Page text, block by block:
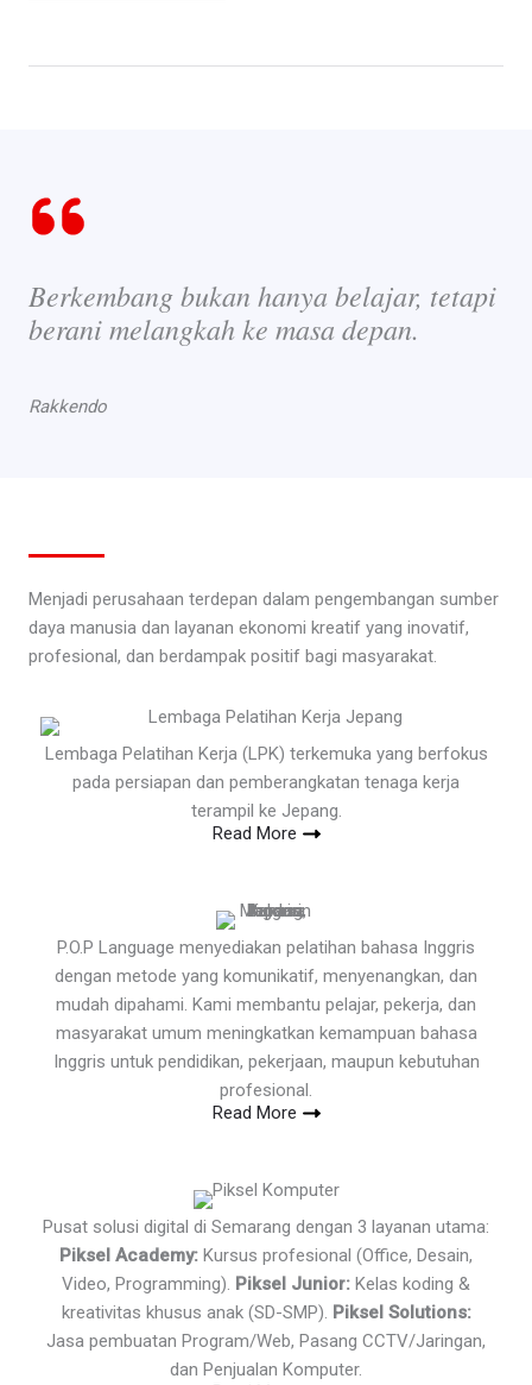
Berkembang bukan hanya belajar, tetapi
berani melangkah ke masa depan.
Rakkendo
Menjadi perusahaan terdepan dalam pengembangan sumber
daya manusia dan layanan ekonomi kreatif yang inovatif,
profesional, dan berdampak positif bagi masyarakat.
Lembaga Pelatihan Kerja (LPK) terkemuka yang berfokus
pada persiapan dan pemberangkatan tenaga kerja
terampil ke Jepang.
Read More
P.O.P Language menyediakan pelatihan bahasa Inggris
dengan metode yang komunikatif, menyenangkan, dan
mudah dipahami. Kami membantu pelajar, pekerja, dan
masyarakat umum meningkatkan kemampuan bahasa
Inggris untuk pendidikan, pekerjaan, maupun kebutuhan
profesional.
Read More
Pusat solusi digital di Semarang dengan 3 layanan utama:
Piksel Academy: Kursus profesional (Office, Desain,
Video, Programming). Piksel Junior: Kelas koding &
kreativitas khusus anak (SD-SMP). Piksel Solutions:
Jasa pembuatan Program/Web, Pasang CCTV/Jaringan,
dan Penjualan Komputer.